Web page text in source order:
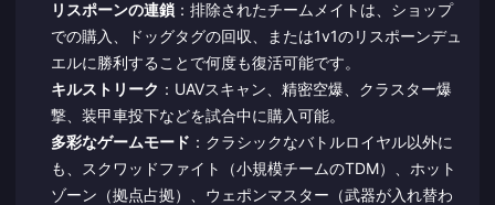
リスポーンの連鎖：排除されたチームメイトは、ショップ
での購入、ドッグタグの回収、または1v1のリスポーンデュ
エルに勝利することで何度も復活可能です。
キルストリーク ：UAVスキャン、精密空爆、クラスター爆
撃、装甲車投下などを試合中に購入可能。
多彩なゲームモード ：クラシックなバトルロイヤル以外に
も、スクワッドファイト（小規模チームのTDM）、ホット
ゾーン（拠点占拠）、ウェポンマスター（武器が入れ替わ